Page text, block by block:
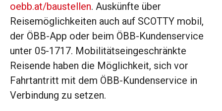
oebb.at/baustellen. Auskünfte über
Reisemöglichkeiten auch auf SCOTTY mobil,
der ÖBB-App oder beim ÖBB-Kundenservice
unter 05-1717. Mobilitätseingeschränkte
Reisende haben die Möglichkeit, sich vor
Fahrtantritt mit dem ÖBB-Kundenservice in
Verbindung zu setzen.